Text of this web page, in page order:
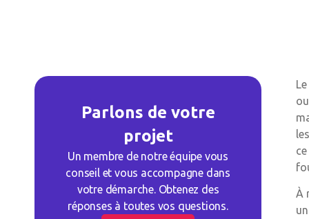
Parlons de votre
projet
Un membre de notre équipe vous
conseil et vous accompagne dans
votre démarche. Obtenez des
réponses à toutes vos questions.
À